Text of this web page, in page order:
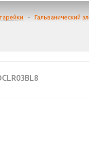
- Гальванический